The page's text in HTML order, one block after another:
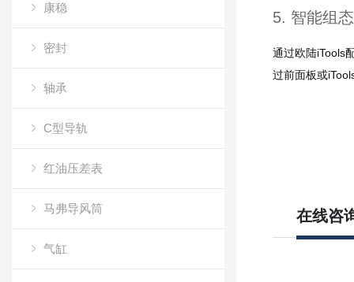
康稳
密封
轴承
C型导轨
红油压差表
马弗导风筒
气缸
5. 智能组
通过欧陆iTools
过前面板或
在线咨